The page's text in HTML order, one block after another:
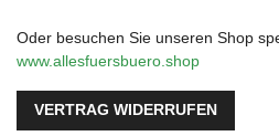
Oder besuchen Sie unseren Shop
www.allesfuersbuero.shop
VERTRAG WIDERRUFEN